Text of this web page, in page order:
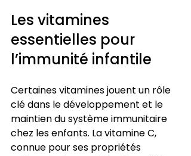
Les vitamines
essentielles pour
l’immunité infantile
Certaines vitamines jouent un rôle
clé dans le développement et le
maintien du système immunitaire
chez les enfants. La vitamine C,
connue pour ses propriétés